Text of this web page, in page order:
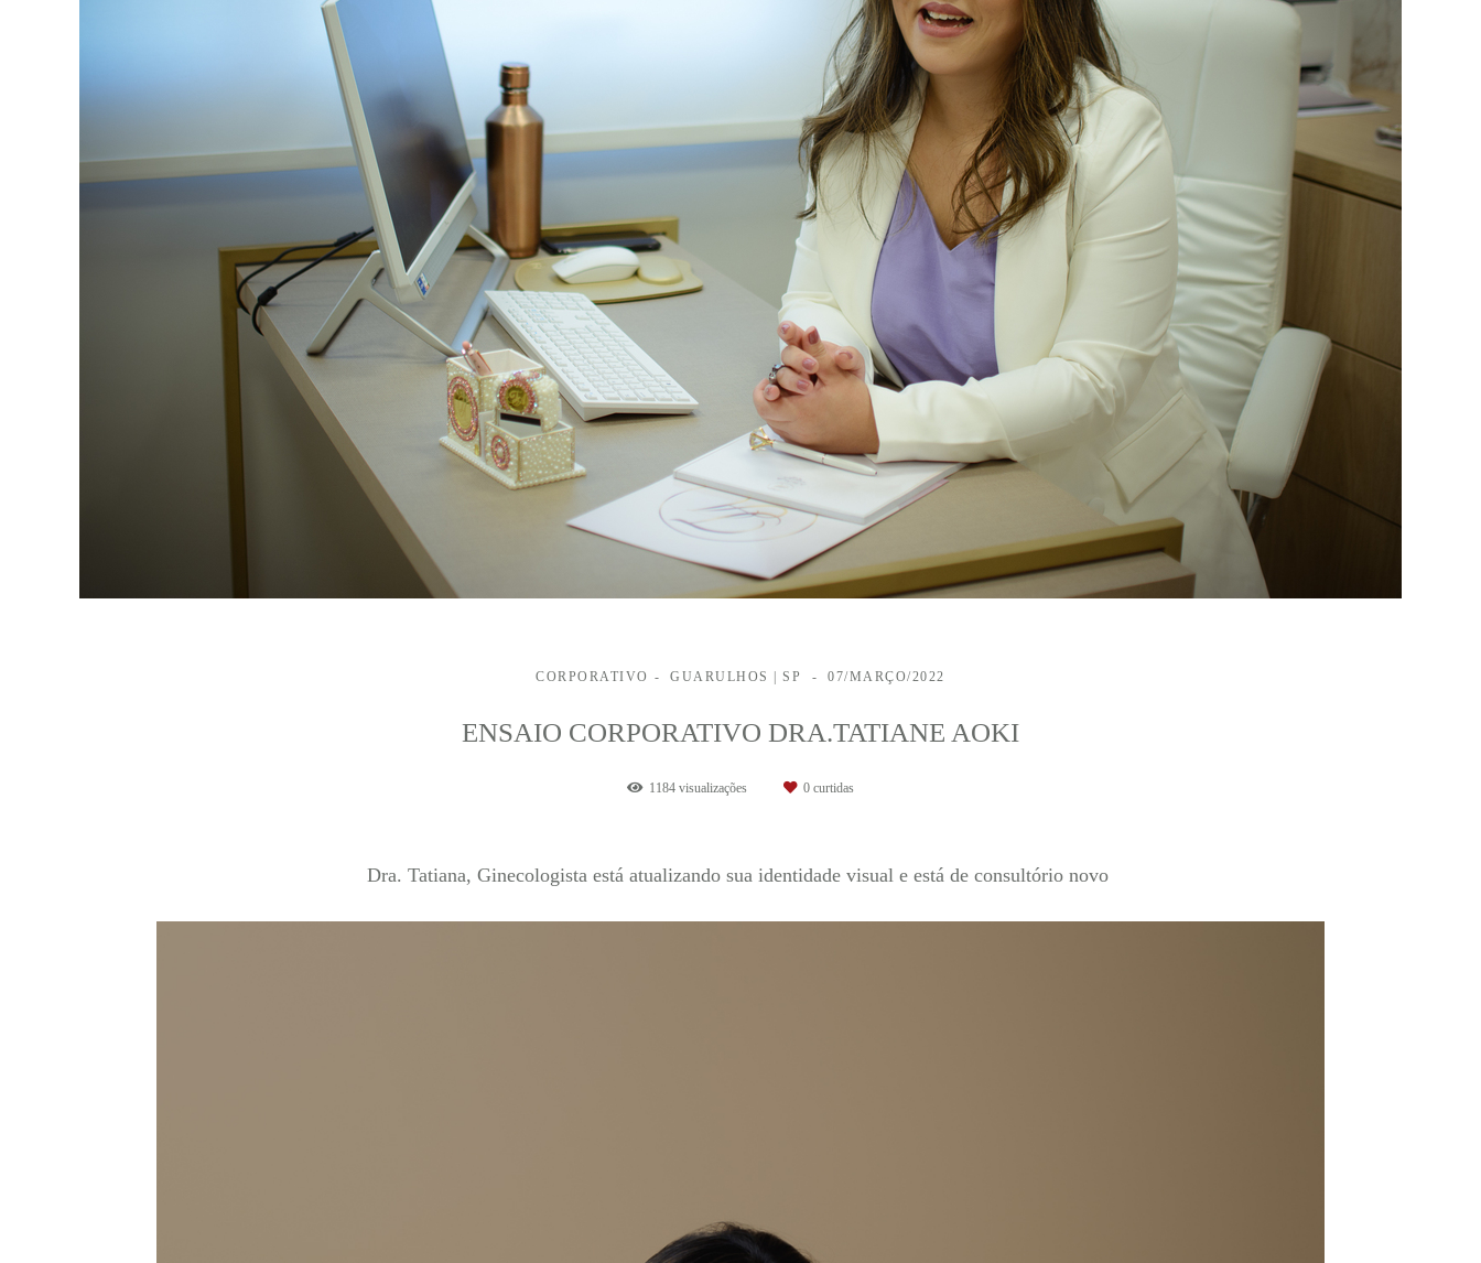
CORPORATIVO GUARULHOS | SP 07/MARÇO/2022
ENSAIO CORPORATIVO DRA.TATIANE AOKI
1184 visualizações 0 curtidas
Dra. Tatiana, Ginecologista está atualizando sua identidade visual e está de consultório novo